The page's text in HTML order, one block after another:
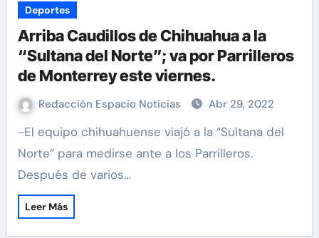
Deportes
Arriba Caudillos de Chihuahua a la
“Sultana del Norte”; va por Parrilleros
de Monterrey este viernes.
Redacción Espacio Noticias Abr 29, 2022
-El equipo chihuahuense viajó a la “Sultana del
Norte” para medirse ante a los Parrilleros.
Después de varios…
Leer Más